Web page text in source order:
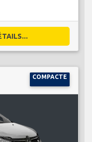
COMPACTE